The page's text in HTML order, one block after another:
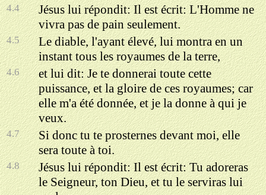
4.4
Jésus lui répondit: Il est écrit: L'Homme ne
vivra pas de pain seulement.
4.5
Le diable, l'ayant élevé, lui montra en un
instant tous les royaumes de la terre,
4.6
et lui dit: Je te donnerai toute cette
puissance, et la gloire de ces royaumes; car
elle m'a été donnée, et je la donne à qui je
veux.
4.7
Si donc tu te prosternes devant moi, elle
sera toute à toi.
4.8
Jésus lui répondit: Il est écrit: Tu adoreras
le Seigneur, ton Dieu, et tu le serviras lui